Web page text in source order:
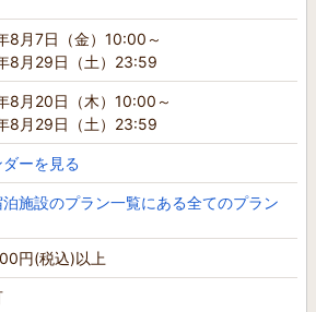
8月7日（金）10:00～
8月29日（土）23:59
8月20日（木）10:00～
8月29日（土）23:59
ーを見る
泊施設のプラン一覧にある全てのプラン
円(税込)以上